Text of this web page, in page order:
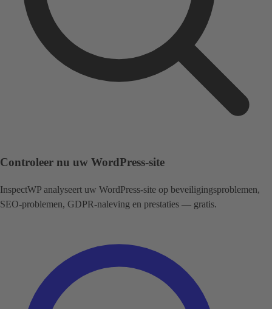
Controleer nu uw WordPress-site
InspectWP analyseert uw WordPress-site op beveiligingsproblemen,
SEO-problemen, GDPR-naleving en prestaties — gratis.